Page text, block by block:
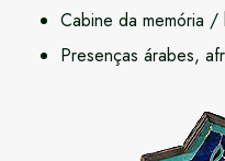
Cabine da memória /
Presenças árabes,